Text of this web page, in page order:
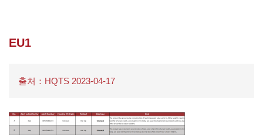
EU1
출처：HQTS 2023-04-17